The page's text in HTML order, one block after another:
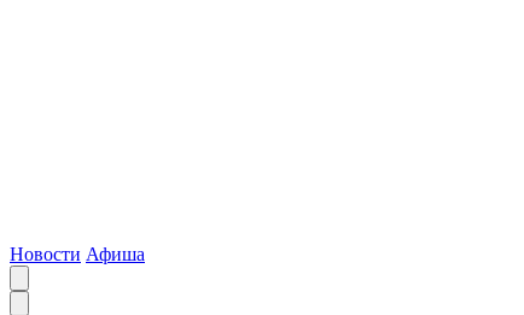
Новости Афиша